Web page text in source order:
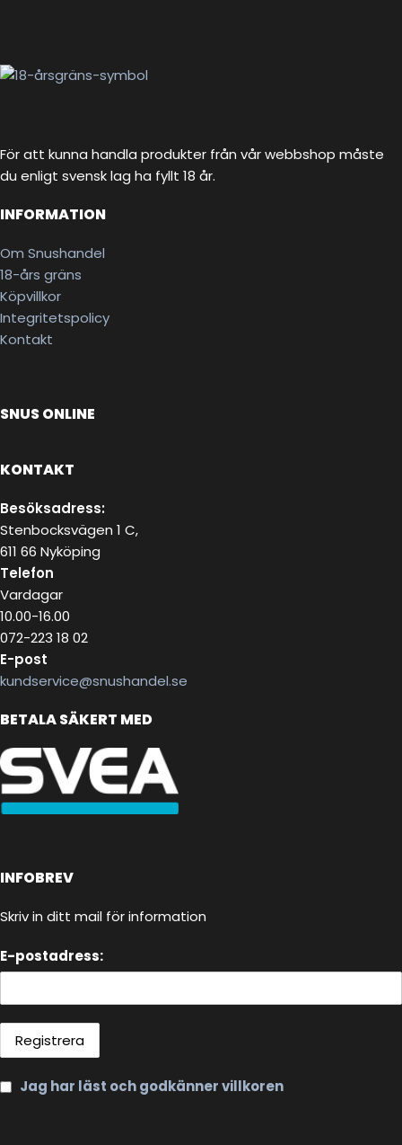
För att kunna handla produkter från vår webbshop måste
du enligt svensk lag ha fyllt 18 år.
INFORMATION
Om Snushandel
18-års gräns
Köpvillkor
Integritetspolicy
Kontakt
SNUS ONLINE
KONTAKT
Besöksadress:
Stenbocksvägen 1 C,
611 66 Nyköping
Telefon
Vardagar
10.00-16.00
072-223 18 02
E-post
kundservice@snushandel.se
BETALA SÄKERT MED
INFOBREV
Skriv in ditt mail för information
E-postadress:
Jag har läst och godkänner villkoren